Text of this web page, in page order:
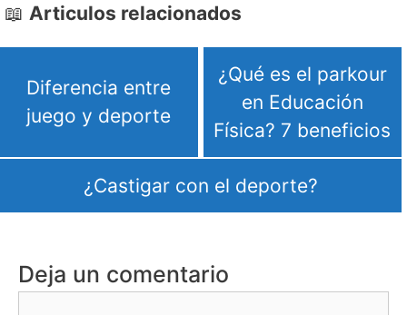
Articulos relacionados
Diferencia entre
juego y deporte
¿Qué es el parkour
en Educación
Física? 7 beneficios
¿Castigar con el deporte?
Deja un comentario